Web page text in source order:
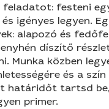
feladatot: festeni
igényes legyen.
alapozó és
díszítő
Munka közben
és a
határidőt tartsd
primer.